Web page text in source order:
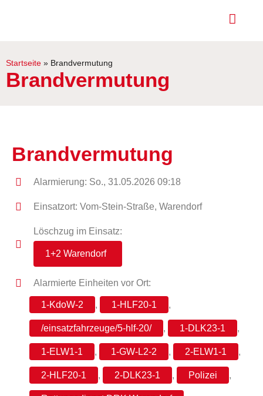
Startseite » Brandvermutung
Brandvermutung
Brandvermutung
Alarmierung: So., 31.05.2026 09:18
Einsatzort: Vom-Stein-Straße, Warendorf
Löschzug im Einsatz:
1+2 Warendorf
Alarmierte Einheiten vor Ort:
1-KdoW-2 , 1-HLF20-1 ,
/​einsatzfahrzeuge/5-hlf-20/ , 1-DLK23-1 ,
1-ELW1-1 , 1-GW-L2-2 , 2-ELW1-1 ,
2-HLF20-1 , 2-DLK23-1 , Polizei ,